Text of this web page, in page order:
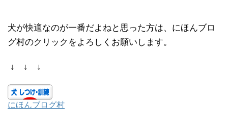
犬が快適なのが一番だよねと思った方は、にほんブロ
グ村のクリックをよろしくお願いします。
↓ ↓ ↓
にほんブログ村